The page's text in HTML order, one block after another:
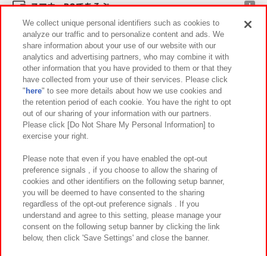
スマホ・PCであそぶ
イベント・キャンペーン
関連会社 サステナビリティ サイトポリシー
プライバシーポリシー ウェブアクセシビリティ方針と検証結果
お取引先さまとともに
カスタマーハラスメント対応方針 よくあるご質問・お問い合わせ
©Bandai Namco Amusement Inc.
We collect unique personal identifiers such as cookies to
analyze our traffic and to personalize content and ads. We
share information about your use of our website with our
analytics and advertising partners, who may combine it with
other information that you have provided to them or that they
have collected from your use of their services. Please click
" here" to see more details about how we use cookies and
the retention period of each cookie. You have the right to opt
out of our sharing of your information with our partners.
Please click [Do Not Share My Personal Information] to
exercise your right.
Please note that even if you have enabled the opt-out
preference signals , if you choose to allow the sharing of
cookies and other identifiers on the following setup banner,
you will be deemed to have consented to the sharing
regardless of the opt-out preference signals . If you
understand and agree to this setting, please manage your
consent on the following setup banner by clicking the link
below, then click 'Save Settings' and close the banner.